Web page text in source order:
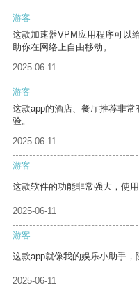
游客
这款加速器VPM应用程序可以
助你在网络上自由移动。
2025-06-11
游客
这款app的酒店、餐厅推荐非
验。
2025-06-11
游客
这款软件的功能非常强大，使用
2025-06-11
游客
这款app就像我的娱乐小助手，
2025-06-11